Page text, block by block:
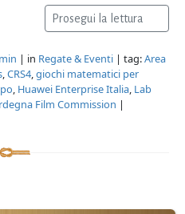
Prosegui la lettura
| in Regate & Eventi | tag:Area
,CRS4,giochi matematici per
, Huawei Enterprise Italia, Lab
Film Commission |